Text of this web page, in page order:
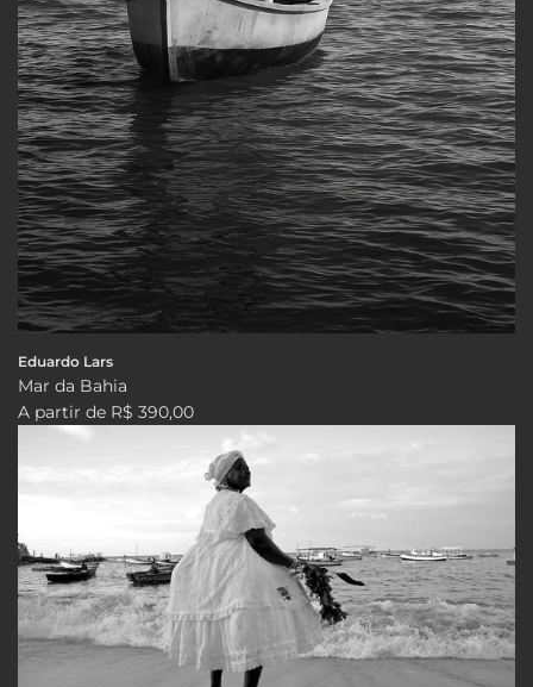
Eduardo Lars
Mar da Bahia
A partir de R$ 390,00